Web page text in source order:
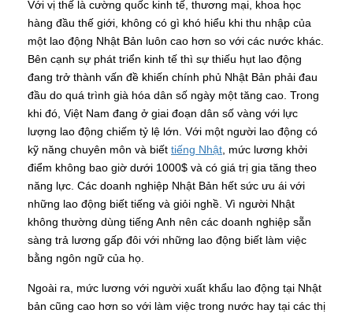
Với vị thế là cường quốc kinh tế, thương mại, khoa học
hàng đầu thế giới, không có gì khó hiểu khi thu nhập của
một lao động Nhật Bản luôn cao hơn so với các nước khác.
Bên cạnh sự phát triển kinh tế thì sự thiếu hụt lao động
đang trở thành vấn đề khiến chính phủ Nhật Bản phải đau
đầu do quá trình già hóa dân số ngày một tăng cao. Trong
khi đó, Việt Nam đang ở giai đoạn dân số vàng với lực
lượng lao động chiếm tỷ lệ lớn. Với một người lao động có
kỹ năng chuyên môn và biết tiếng Nhật , mức lương khởi
điểm không bao giờ dưới 1000$ và có giá trị gia tăng theo
năng lực. Các doanh nghiệp Nhật Bản hết sức ưu ái với
những lao động biết tiếng và giỏi nghề. Vì người Nhật
không thường dùng tiếng Anh nên các doanh nghiệp sẵn
sàng trả lương gấp đôi với những lao động biết làm việc
bằng ngôn ngữ của họ.
Ngoài ra, mức lương với người xuất khẩu lao động tại Nhật
bản cũng cao hơn so với làm việc trong nước hay tại các thị